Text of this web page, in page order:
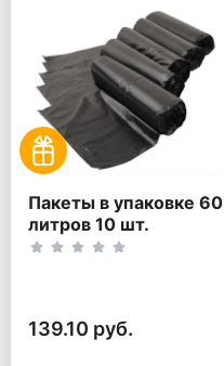
Пакеты в упаковке 60
литров 10 шт.
(10шт*5рул)
139.10 руб.